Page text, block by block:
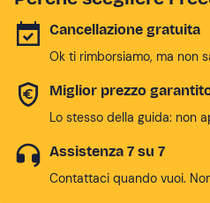
Cancellazione gratuita
Ok ti rimborsiamo, ma non
Miglior prezzo
Lo stesso della guida: non
Assistenza 7 su 7
Contattaci quando vuoi.